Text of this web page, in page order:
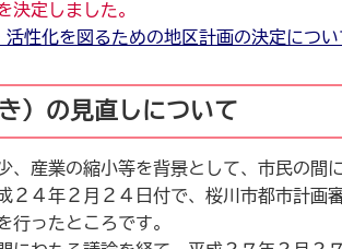
決定しました。
活性化を図るための地区計画の決定につい
）の見直しについて
、産業の縮小等を背景として、市民の間
２４年２月２４日付で、桜川市都市計
行ったところです。